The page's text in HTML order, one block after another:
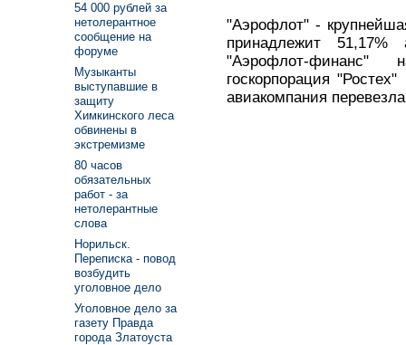
"Аэрофлот" -
принадлежит
"Аэрофлот-
госкорпорация
авиакомпания
54 000 рублей за
нетолерантное
сообщение на
форуме
Музыканты
выступавшие в
защиту
Химкинского леса
обвинены в
экстремизме
80 часов
обязательных
работ - за
нетолерантные
слова
Норильск.
Переписка - повод
возбудить
уголовное дело
Уголовное дело за
газету Правда
города Златоуста